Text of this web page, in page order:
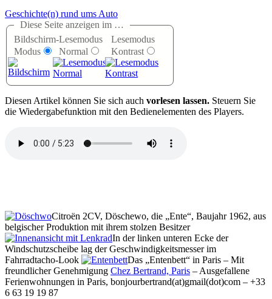
Geschichte(n) rund ums Auto
Diese Seite anzeigen im …
Bildschirm-
Modus
Lesemodus
Normal
Lesemodus
Kontrast
Diesen Artikel können Sie sich auch vorlesen lassen. Steuern Sie
die Wiedergabefunktion mit den Bedienelementen des Players.
Citroën 2CV, Döschewo, die „Ente“, Baujahr 1962, aus
belgischer Produktion mit ihrem stolzen Besitzer
In der linken unteren Ecke der
Windschutzscheibe lag der Geschwindigkeitsmesser im
Fahrradtacho-Look
Das Entenbett
in Paris – Mit
freundlicher Genehmigung Chez Bertrand, Paris – Ausgefallene
Ferienwohnungen in Paris, bonjourbertrand(at)gmail(dot)com – +33
6 63 19 19 87